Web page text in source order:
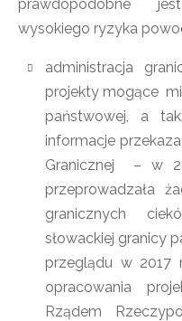
prawdopodobne
wysokiego ryzyka
administracja
projekty mogące
państwowej, a
informacje
Granicznej – w
przeprowadzała
granicznych
słowackiej granicy
przeglądu w 2017
opracowania
Rządem